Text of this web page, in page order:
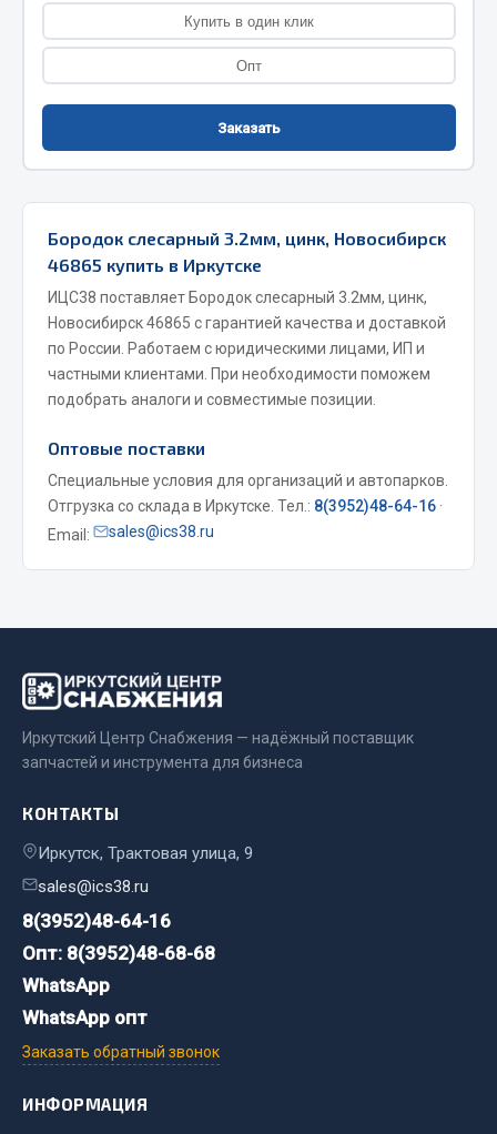
Camozzi
Адаптеры и переходники
Трубки, муфты, гайки
Весь раздел
Инструмент
Автомобильный инструмент
Измерительный инструмент
Силовое оборудование
Слесарный инструмент
РТИ
Кольца уплотнительные
Лента конвейерная
Патрубки
Прокладки
Купить в один клик
Опт
Заказать
Бородок слесарный 3.2мм, цинк, Новосибирск
46865 купить в Иркутске
ИЦС38 поставляет Бородок слесарный 3.2мм, цинк,
Новосибирск 46865 с гарантией качества и доставкой
по России. Работаем с юридическими лицами, ИП и
частными клиентами. При необходимости поможем
подобрать аналоги и совместимые позиции.
Оптовые поставки
Специальные условия для организаций и автопарков.
Отгрузка со склада в Иркутске. Тел.: 8(3952)48-64-16 ·
Email:
sales@ics38.ru
Иркутский Центр Снабжения — надёжный поставщик
запчастей и инструмента для бизнеса
КОНТАКТЫ
Иркутск, Трактовая улица, 9
sales@ics38.ru
8(3952)48-64-16
Опт: 8(3952)48-68-68
WhatsApp
WhatsApp опт
Заказать обратный звонок
ИНФОРМАЦИЯ